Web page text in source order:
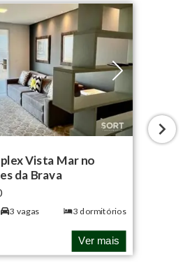
Vista Mar no
da Brava
3 vagas 3 dormitórios
Ver mais